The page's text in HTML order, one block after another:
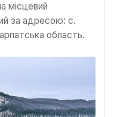
місцевий
за адресою: с.
область.